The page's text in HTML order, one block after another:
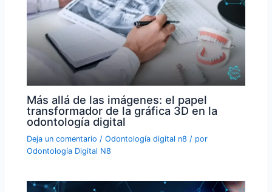
Más allá de las imágenes: el papel
transformador de la gráfica 3D en la
odontología digital
Deja un comentario /Odontología digital n8 / por
Odontología Digital N8